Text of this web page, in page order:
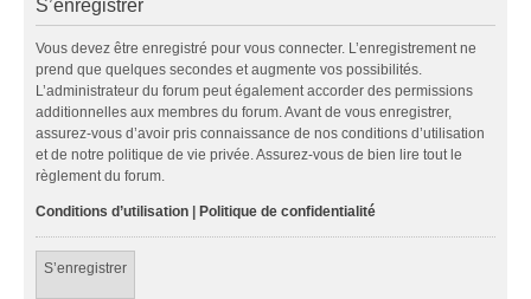
S’enregistrer
Vous devez être enregistré pour vous connecter. L’enregistrement ne
prend que quelques secondes et augmente vos possibilités.
L’administrateur du forum peut également accorder des permissions
additionnelles aux membres du forum. Avant de vous enregistrer,
assurez-vous d’avoir pris connaissance de nos conditions d’utilisation
et de notre politique de vie privée. Assurez-vous de bien lire tout le
règlement du forum.
Conditions d’utilisation | Politique de confidentialité
S’enregistrer